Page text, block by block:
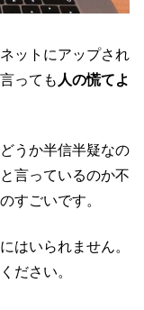
ットにアップされ
っても 人の慌てよ
うか半信半疑なの
言っているのか不
すごいです。
はいられません。
ださい。